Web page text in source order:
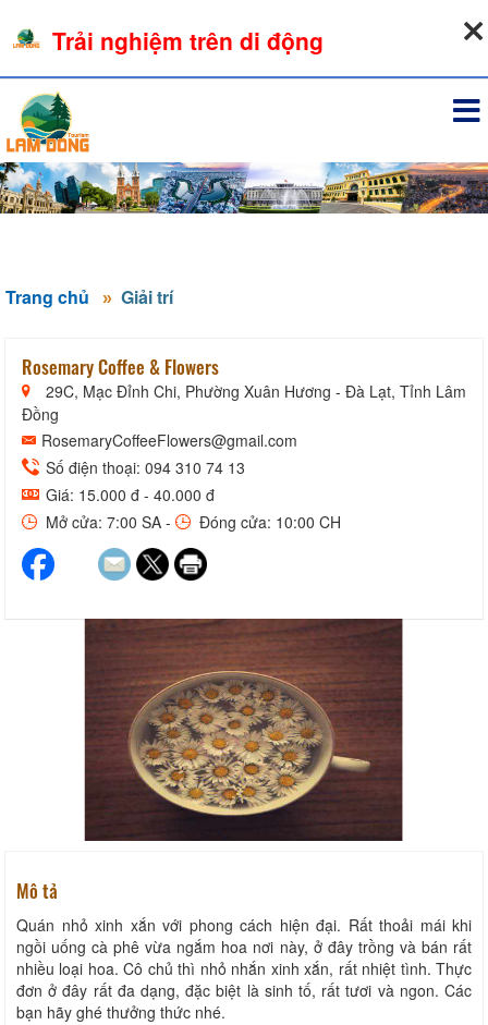
Trang chủ Giải trí
Rosemary Coffee & Flowers
29C, Mạc Đỉnh Chi, Phường Xuân Hương - Đà Lạt, Tỉnh Lâm
Đồng
RosemaryCoffeeFlowers@gmail.com
Số điện thoại: 094 310 74 13
Giá: 15.000 đ - 40.000 đ
Mở cửa: 7:00 SA -
Đóng cửa: 10:00 CH
Mô tả
Quán nhỏ xinh xắn với phong cách hiện đại. Rất thoải mái khi
ngồi uống cà phê vừa ngắm hoa nơi này, ở đây trồng và bán rất
nhiều loại hoa. Cô chủ thì nhỏ nhắn xinh xắn, rất nhiệt tình. Thực
đơn ở đây rất đa dạng, đặc biệt là sinh tố, rất tươi và ngon. Các
bạn hãy ghé thưởng thức nhé.
Trải nghiệm trên di động